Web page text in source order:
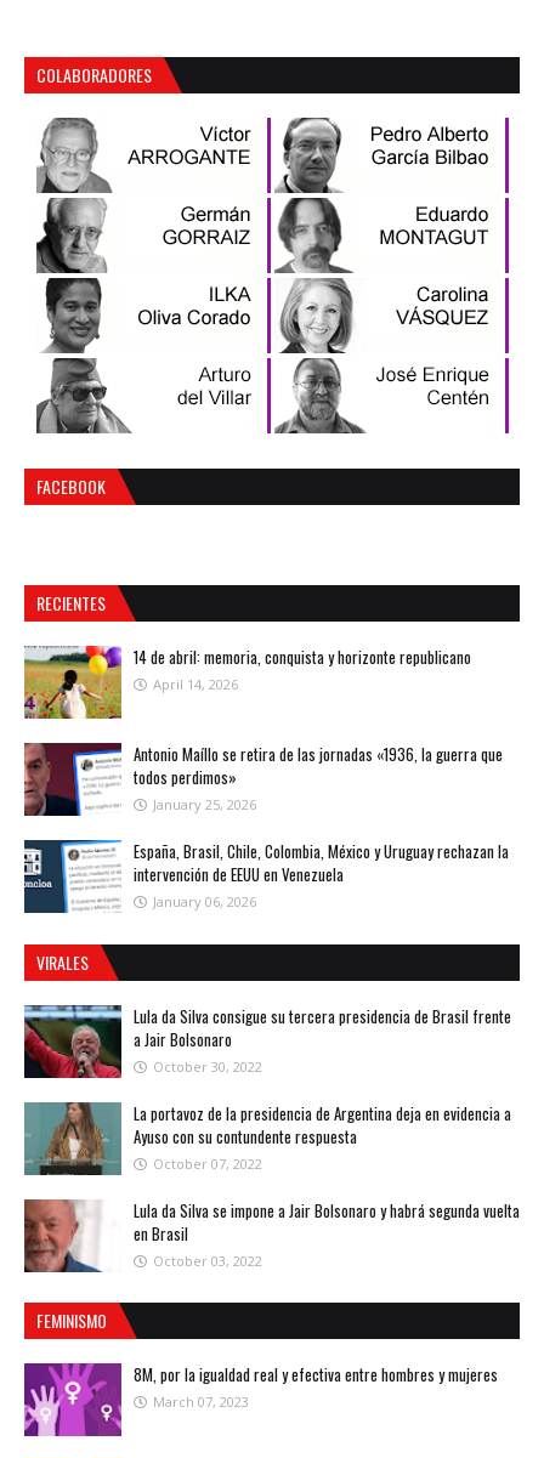
COLABORADORES
FACEBOOK
RECIENTES
14 de abril: memoria, conquista y horizonte republicano
April 14, 2026
Antonio Maíllo se retira de las jornadas «1936, la guerra que
todos perdimos»
January 25, 2026
España, Brasil, Chile, Colombia, México y Uruguay rechazan la
intervención de EEUU en Venezuela
January 06, 2026
VIRALES
Lula da Silva consigue su tercera presidencia de Brasil frente
a Jair Bolsonaro
October 30, 2022
La portavoz de la presidencia de Argentina deja en evidencia a
Ayuso con su contundente respuesta
October 07, 2022
Lula da Silva se impone a Jair Bolsonaro y habrá segunda vuelta
en Brasil
October 03, 2022
FEMINISMO
8M, por la igualdad real y efectiva entre hombres y mujeres
March 07, 2023